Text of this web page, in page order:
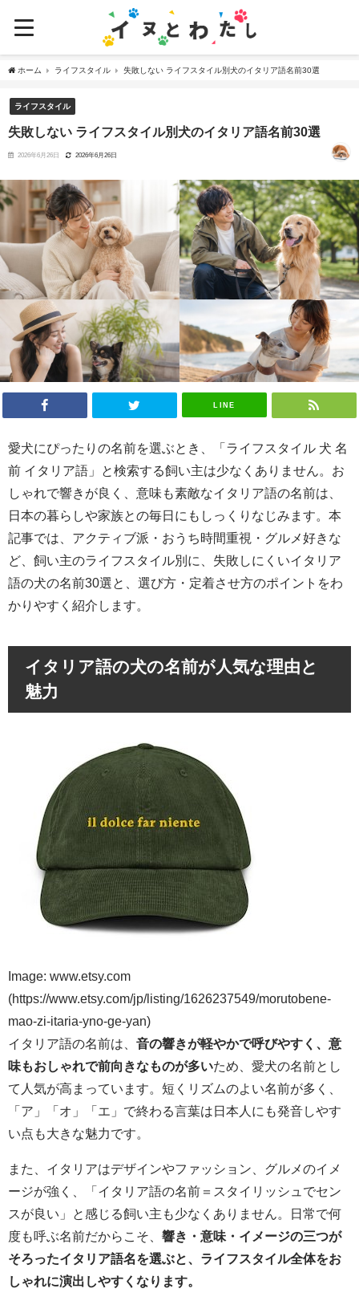
ホーム ライフスタイル 失敗しない ライフスタイル別犬のイタリア語名前30選
ライフスタイル
失敗しない ライフスタイル別犬のイタリア語名前30選
2026年6月26日 2026年6月26日
LINE
愛犬にぴったりの名前を選ぶとき、「ライフスタイル 犬 名
前 イタリア語」と検索する飼い主は少なくありません。お
しゃれで響きが良く、意味も素敵なイタリア語の名前は、
日本の暮らしや家族との毎日にもしっくりなじみます。本
記事では、アクティブ派・おうち時間重視・グルメ好きな
ど、飼い主のライフスタイル別に、失敗しにくいイタリア
語の犬の名前30選と、選び方・定着させ方のポイントをわ
かりやすく紹介します。
イタリア語の犬の名前が人気な理由と
魅力
Image: www.etsy.com
(https://www.etsy.com/jp/listing/1626237549/morutobene-
mao-zi-itaria-yno-ge-yan)
イタリア語の名前は、 音の響きが軽やかで呼びやすく、意
味もおしゃれで前向きなものが多いため、愛犬の名前とし
て人気が高まっています。短くリズムのよい名前が多く、
「ア」「オ」「エ」で終わる言葉は日本人にも発音しやす
い点も大きな魅力です。
また、イタリアはデザインやファッション、グルメのイメ
ージが強く、「イタリア語の名前＝スタイリッシュでセン
スが良い」と感じる飼い主も少なくありません。日常で何
度も呼ぶ名前だからこそ、響き・意味・イメージの三つが
そろったイタリア語名を選ぶと、ライフスタイル全体をお
しゃれに演出しやすくなります。